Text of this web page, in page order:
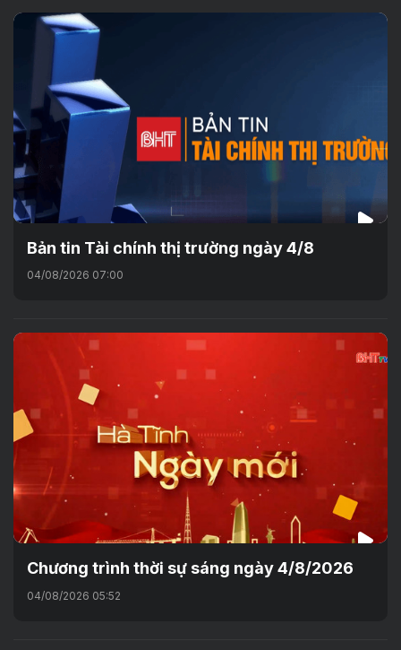
Bản tin Tài chính thị trường ngày 4/8
04/08/2026 07:00
Chương trình thời sự sáng ngày 4/8/2026
04/08/2026 05:52